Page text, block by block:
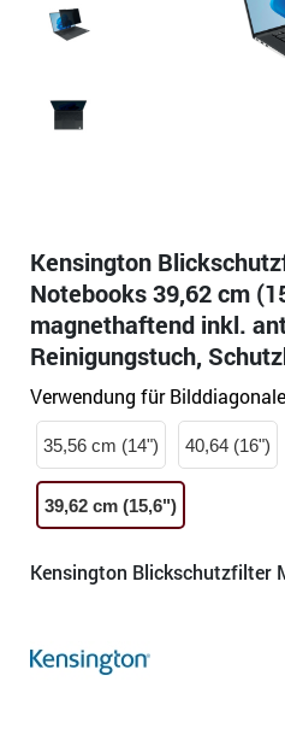
Kensington
Notebooks 39,62 cm
magnethaftend inkl.
Reinigungstuch,
Verwendung für
35,56 cm (14") 40,64 (16")
39,62 cm (15,6")
Kensington Blickschutzfilter